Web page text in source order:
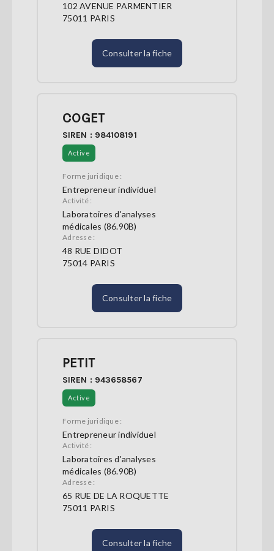
102 AVENUE PARMENTIER
75011 PARIS
Consulter la fiche
COGET
SIREN : 984108191
Active
Forme juridique :
Entrepreneur individuel
Activité :
Laboratoires d'analyses
médicales (86.90B)
Adresse :
48 RUE DIDOT
75014 PARIS
Consulter la fiche
PETIT
SIREN : 943658567
Active
Forme juridique :
Entrepreneur individuel
Activité :
Laboratoires d'analyses
médicales (86.90B)
Adresse :
65 RUE DE LA ROQUETTE
75011 PARIS
Consulter la fiche